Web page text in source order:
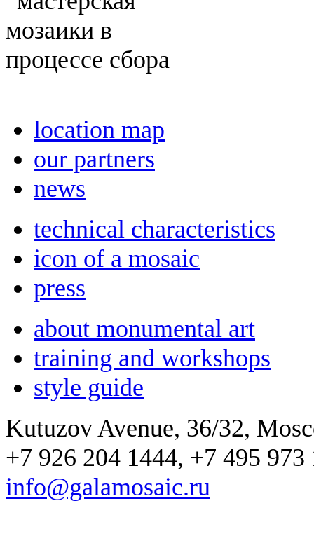
location map
our partners
news
technical characteristics
icon of a mosaic
press
about monumental art
training and workshops
style guide
Kutuzov Avenue, 36/32,
+7 926 204 1444, +7 495 973
info@galamosaic.ru